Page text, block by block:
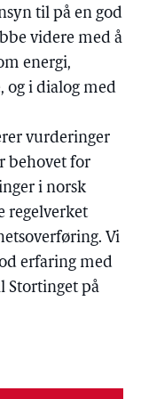
til på en god
videre med å
energi,
og i dialog med
vurderinger
behovet for
i norsk
regelverket
Vi
erfaring med
Stortinget på